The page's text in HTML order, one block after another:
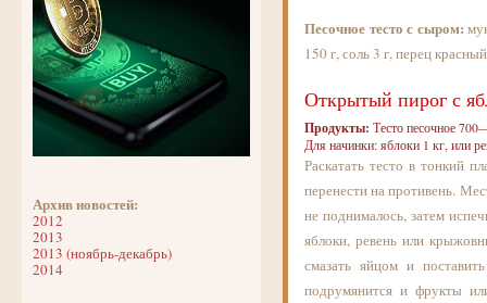
Архив новостей:
2012
2013
2013 (ноябрь-декабрь)
2014
Песочное тесто с сыром:
150 г, соль 3 г, перец
Открытый пирог с
Продукты: Тесто песочное
Для начинки: яблоки 1 кг, или
Раскатать тесто в тонкий
перенести на противень.
не поднималось, затем
яблоки, ревень или
смазать яйцом и
подрумянится и фрукты